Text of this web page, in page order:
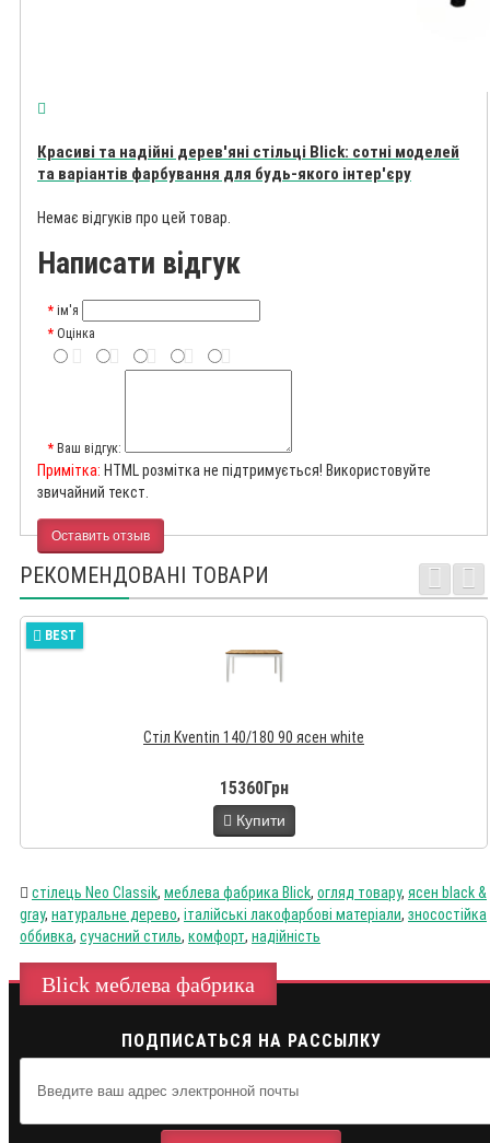
Красиві та надійні дерев'яні стільці Blick: сотні моделей
та варіантів фарбування для будь-якого інтер'єру
Немає відгуків про цей товар.
Написати відгук
ім'я
Оцінка
Ваш відгук:
Примітка: HTML розмітка не підтримується! Використовуйте
звичайний текст.
Оставить отзыв
РЕКОМЕНДОВАНІ ТОВАРИ
BEST
Стіл Kventin 140/180 90 ясен white
15360Грн
Купити
стілець Neo Classik, меблева фабрика Blick, огляд товару, ясен black &
gray, натуральне дерево, італійські лакофарбові матеріали, зносостійка
оббивка, сучасний стиль, комфорт, надійність
Blick меблева фабрика
ПОДПИСАТЬСЯ НА РАССЫЛКУ